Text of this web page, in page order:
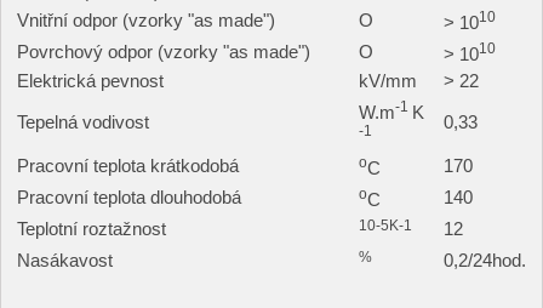
Vnitřní odpor (vzorky "as made")
O > 1010
Povrchový odpor (vzorky "as made") O > 1010
Elektrická pevnost kV/mm > 22
Tepelná vodivost
W.m-1 K
-1 0,33
Pracovní teplota krátkodobá oC
170
Pracovní teplota dlouhodobá
oC
140
Teplotní roztažnost
10-5K-1
12
Nasákavost
% 0,2/24hod.